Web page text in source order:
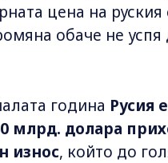
цена на
обаче не успя
година Русия
млрд. долара
износ, който до